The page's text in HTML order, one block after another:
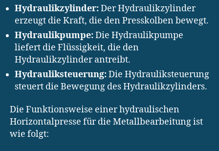
Hydraulikzylinder:Der Hydraulikzylinder
erzeugt die Kraft, die den Presskolben bewegt.
Hydraulikpumpe:Die Hydraulikpumpe
liefert die Flüssigkeit, die den
Hydraulikzylinder antreibt.
Hydrauliksteuerung:Die Hydrauliksteuerung
steuert die Bewegung des Hydraulikzylinders.
Die Funktionsweise einer hydraulischen
Horizontalpresse für die Metallbearbeitung ist
wie folgt: